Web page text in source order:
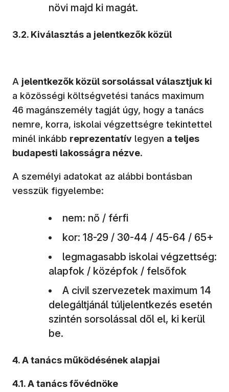
növi majd ki magát.
3.2. Kiválasztás a jelentkezők közül
A jelentkezők közül sorsolással választjuk ki
a közösségi költségvetési tanács maximum
46 magánszemély tagját úgy, hogy a tanács
nemre, korra, iskolai végzettségre tekintettel
minél inkább reprezentatív legyen a teljes
budapesti lakosságra nézve.
A személyi adatokat az alábbi bontásban
vesszük figyelembe:
nem: nő / férfi
kor: 18-29 / 30-44 / 45-64 / 65+
legmagasabb iskolai végzettség:
alapfok / középfok / felsőfok
A civil szervezetek maximum 14
delegáltjánál túljelentkezés esetén
szintén sorsolással dől el, ki kerül
be.
4. A tanács működésének alapjai
4.1. A tanács fővédnöke